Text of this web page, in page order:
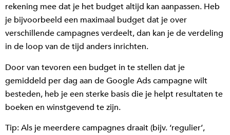
rekening mee dat je het budget altijd kan aanpassen. Heb
je bijvoorbeeld een maximaal budget dat je over
verschillende campagnes verdeelt, dan kan je de verdeling
in de loop van de tijd anders inrichten.
Door van tevoren een budget in te stellen dat je
gemiddeld per dag aan de Google Ads campagne wilt
besteden, heb je een sterke basis die je helpt resultaten te
boeken en winstgevend te zijn.
Tip: Als je meerdere campagnes draait (bijv. ‘regulier’,